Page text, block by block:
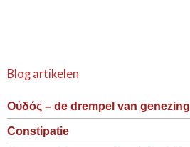
Blog artikelen
Οὐδός – de drempel van genezing
Constipatie